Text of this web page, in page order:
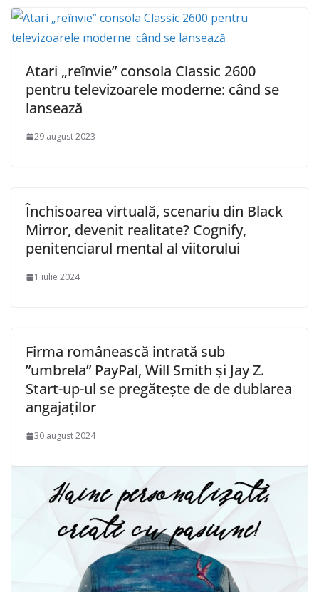
Atari „reînvie” consola Classic 2600
pentru televizoarele moderne: când se
lansează
29 august 2023
Închisoarea virtuală, scenariu din Black
Mirror, devenit realitate? Cognify,
penitenciarul mental al viitorului
1 iulie 2024
Firma românească intrată sub
”umbrela” PayPal, Will Smith și Jay Z.
Start-up-ul se pregătește de de dublarea
angajaților
30 august 2024